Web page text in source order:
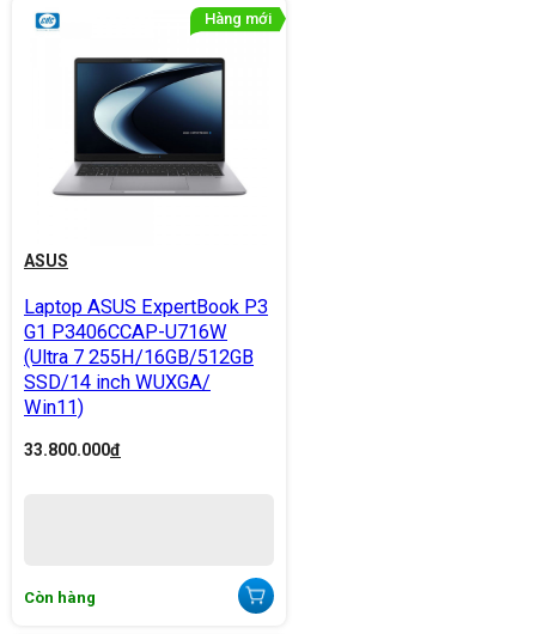
ASUS
Laptop ASUS ExpertBook P3
G1 P3406CCAP-U716W
(Ultra 7 255H/16GB/512GB
SSD/14 inch WUXGA/
Win11)
33.800.000đ
Còn hàng